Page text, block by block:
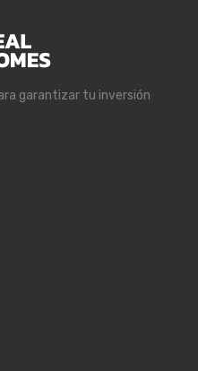
garantizar tu inversión